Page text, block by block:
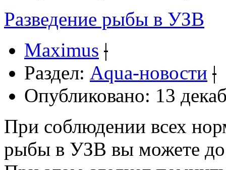
Разведение рыбы в УЗВ
Maximus |
Раздел: Aqua-новости |
Опубликовано: 13
При соблюдении всех
рыбы в УЗВ вы можете